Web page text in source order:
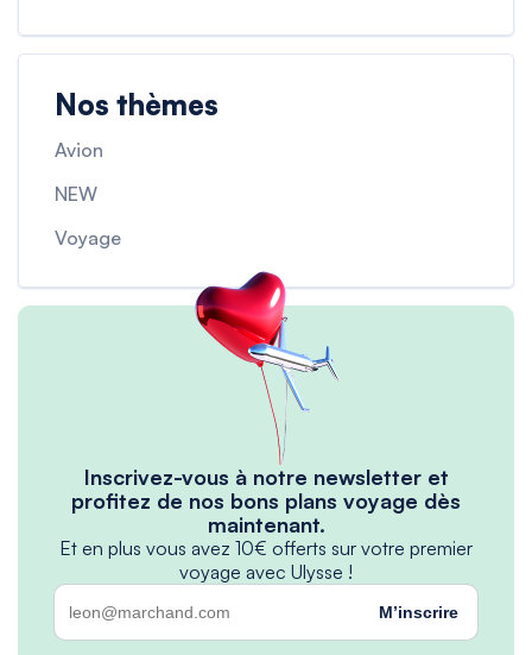
Nos thèmes
Avion
NEW
Voyage
Inscrivez-vous à notre newsletter et
profitez de nos bons plans voyage dès
maintenant.
Et en plus vous avez 10€ offerts sur votre premier
voyage avec Ulysse !
M’inscrire